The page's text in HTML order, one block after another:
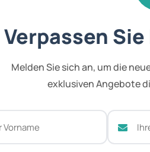
Verpassen
Melden Sie sich an, um die
exklusiven Angebote